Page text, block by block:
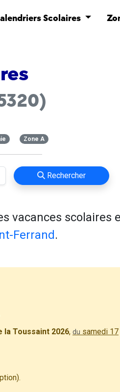
Scolaires
Zone A
Rechercher
vacances scolaires
Ferrand .
la Toussaint 2026, du samedi 17